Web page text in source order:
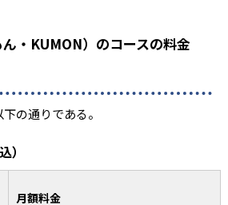
・KUMON）のコースの料金
の通りである。
）
月額料金